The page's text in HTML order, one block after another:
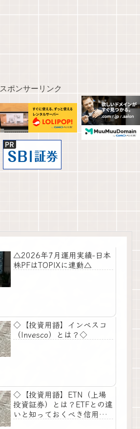
スポンサーリンク
△2026年7月運用実績-日本
株PFはTOPIXに連動△
◇【投資用語】インベスコ
（Invesco）とは？◇
◇【投資用語】ETN（上場
投資証券）とは？ETFとの違
いと知っておくべき信用リ